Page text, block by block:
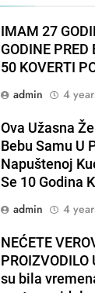
IMAM 27
GODINE
50 KOVERTI
admin
4
Ova Užasna
Bebu Samu U
Napuštenoj
Se 10 Godina
admin
4
NEĆETE
PROIZVODILO
su bila